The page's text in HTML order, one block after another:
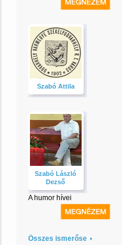
Szabó Attila
Szabó László
Dezső
A humor hívei
Összes ismerőse